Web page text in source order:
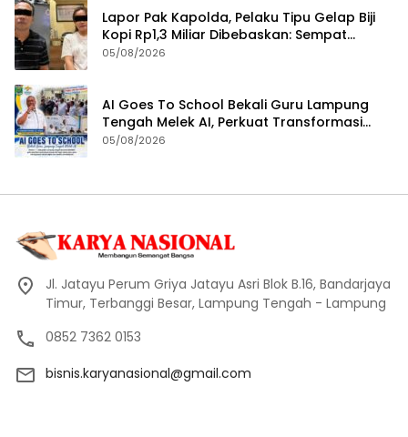
Lapor Pak Kapolda, Pelaku Tipu Gelap Biji
Kopi Rp1,3 Miliar Dibebaskan: Sempat
Ditangkap di Jawa Tengah dan Ditahan di
05/08/2026
AI Goes To School Bekali Guru Lampung
Tengah Melek AI, Perkuat Transformasi
Pendidikan Digital
05/08/2026
Jl. Jatayu Perum Griya Jatayu Asri Blok B.16, Bandarjaya
Timur, Terbanggi Besar, Lampung Tengah - Lampung
0852 7362 0153
bisnis.karyanasional@gmail.com